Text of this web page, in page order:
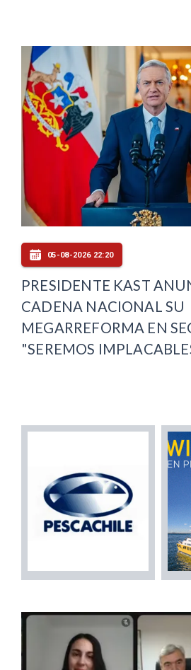
05-08-2026 22:20
PRESIDENTE KAST
CADENA NACIONAL SU
MEGARREFORMA EN
"SEREMOS